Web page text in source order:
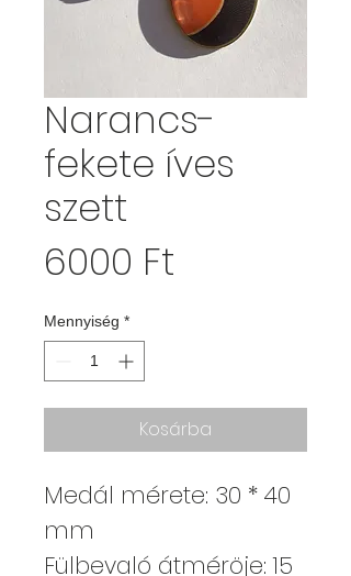
Narancs-
fekete íves
szett
6000 Ft
Mennyiség *
Kosárba
Medál mérete: 30 * 40
mm
Fülbevaló átméröje: 15